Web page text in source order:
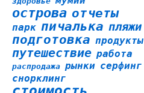
острова отчеты
парк пичалька пляжи
подготовка продукты
путешествие работа
распродажа рынки серфинг
снорклинг